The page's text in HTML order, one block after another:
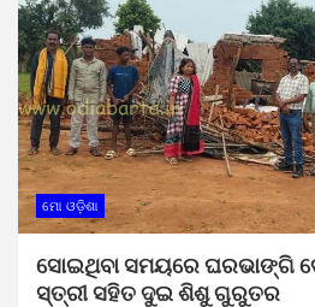
ମୋ ଓଡ଼ିଶା
ସୋଇଥିବା ସମୟରେ ଘରଭାଙ୍ଗି
ସ୍ତ୍ରୀ ସହିତ ଦୁଇ ଶିଶୁ ଗୁରୁତର